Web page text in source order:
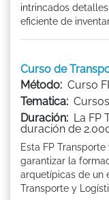
intrincados
eficiente de
Curso de
Método: Curso
Tematica:
Duración: La FP
duración de
Esta FP
garantizar la
arquetípicas de un
Transporte y